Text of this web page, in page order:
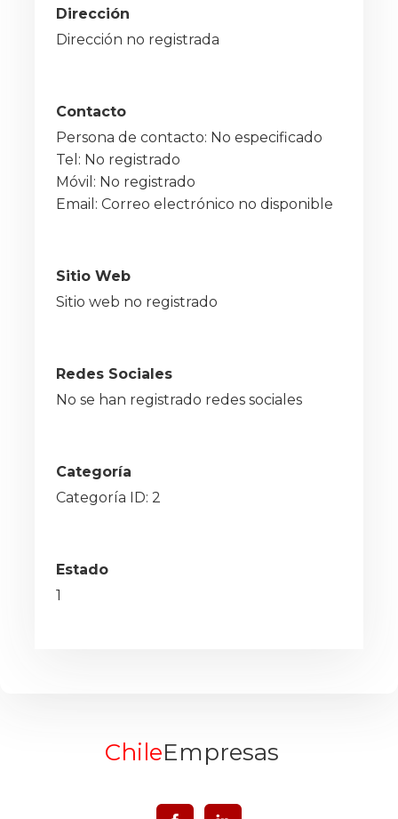
Dirección
Dirección no registrada
Contacto
Persona de contacto: No especificado
Tel: No registrado
Móvil: No registrado
Email: Correo electrónico no disponible
Sitio Web
Sitio web no registrado
Redes Sociales
No se han registrado redes sociales
Categoría
Categoría ID: 2
Estado
1
ChileEmpresas